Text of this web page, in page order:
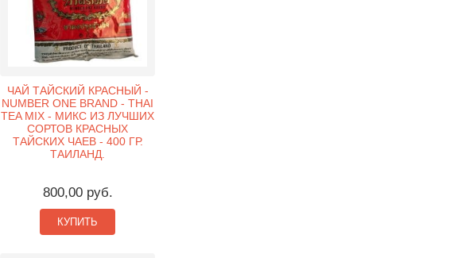
ЧАЙ ТАЙСКИЙ КРАСНЫЙ -
NUMBER ONE BRAND - THAI
TEA MIX - МИКС ИЗ ЛУЧШИХ
СОРТОВ КРАСНЫХ
ТАЙСКИХ ЧАЕВ - 400 ГР.
ТАИЛАНД.
800,00 руб.
КУПИТЬ